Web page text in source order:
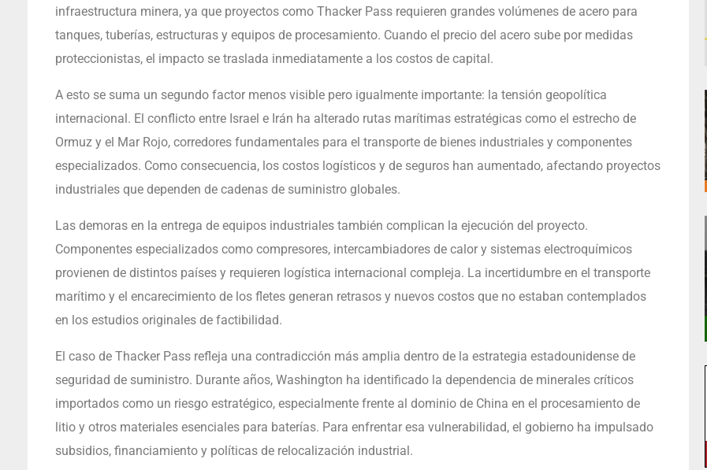
infraestructura minera, ya que proyectos como Thacker Pass requieren grandes volúmenes de acero para
tanques, tuberías, estructuras y equipos de procesamiento. Cuando el precio del acero sube por medidas
proteccionistas, el impacto se traslada inmediatamente a los costos de capital.
A esto se suma un segundo factor menos visible pero igualmente importante: la tensión geopolítica
internacional. El conflicto entre Israel e Irán ha alterado rutas marítimas estratégicas como el estrecho de
Ormuz y el Mar Rojo, corredores fundamentales para el transporte de bienes industriales y componentes
especializados. Como consecuencia, los costos logísticos y de seguros han aumentado, afectando proyectos
industriales que dependen de cadenas de suministro globales.
Las demoras en la entrega de equipos industriales también complican la ejecución del proyecto.
Componentes especializados como compresores, intercambiadores de calor y sistemas electroquímicos
provienen de distintos países y requieren logística internacional compleja. La incertidumbre en el transporte
marítimo y el encarecimiento de los fletes generan retrasos y nuevos costos que no estaban contemplados
en los estudios originales de factibilidad.
El caso de Thacker Pass refleja una contradicción más amplia dentro de la estrategia estadounidense de
seguridad de suministro. Durante años, Washington ha identificado la dependencia de minerales críticos
importados como un riesgo estratégico, especialmente frente al dominio de China en el procesamiento de
litio y otros materiales esenciales para baterías. Para enfrentar esa vulnerabilidad, el gobierno ha impulsado
subsidios, financiamiento y políticas de relocalización industrial.